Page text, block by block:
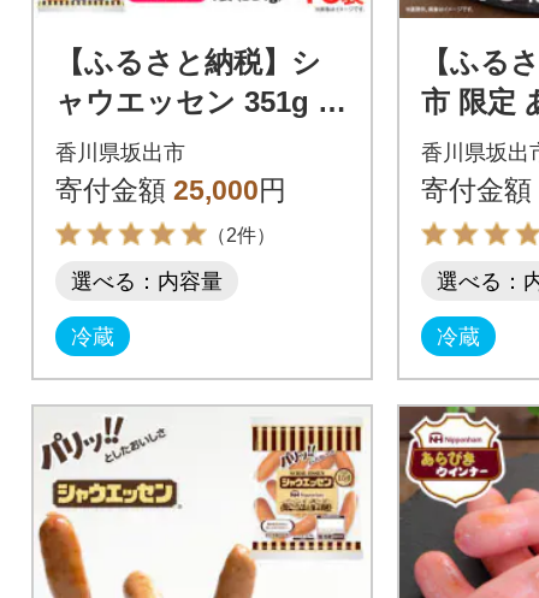
【ふるさと納税】シ
ャウエッセン 351g x
10袋 計3.51kg 食品 あ
らびき ウインナー
香川県坂出市
寄付金額 25,000円
（2件）
選べる：内容量
冷蔵
【ふる
市 限定
ンナー
10kg 食
香川県坂出
寄付金額
選べる：
冷蔵